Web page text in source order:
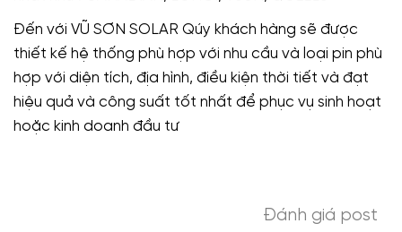
Đến với VŨ SƠN SOLAR Qúy khách hàng sẽ được
thiết kế hệ thống phù hợp với nhu cầu và loại pin phù
hợp với diện tích, địa hình, điều kiện thời tiết và đạt
hiệu quả và công suất tốt nhất để phục vụ sinh hoạt
hoặc kinh doanh đầu tư
Đánh giá post